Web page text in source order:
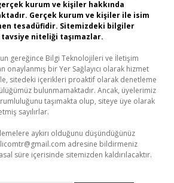
kurum ve kişiler hakkında
Gerçek kurum ve kişiler ile isim
tesadüfidir. Sitemizdeki bilgiler
niteliği taşımazlar.
gereğince Bilgi Teknolojileri ve İletişim
onaylanmış bir Yer Sağlayıcı olarak hizmet
sitedeki içerikleri proaktif olarak denetleme
bulunmamaktadır. Ancak, üyelerimiz
taşımakta olup, siteye üye olarak
sayılırlar.
aykırı olduğunu düşündüğünüz
adresine bildirmeniz
süre içerisinde sitemizden kaldırılacaktır.